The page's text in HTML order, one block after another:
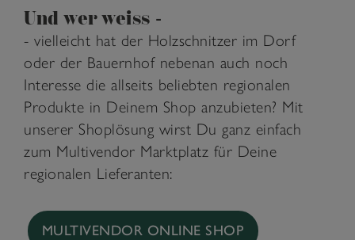
Und wer weiss -
- vielleicht hat der Holzschnitzer im Dorf
oder der Bauernhof nebenan auch noch
Interesse die allseits beliebten regionalen
Produkte in Deinem Shop anzubieten? Mit
unserer Shoplösung wirst Du ganz einfach
zum Multivendor Marktplatz für Deine
regionalen Lieferanten:
MULTIVENDOR ONLINE SHOP